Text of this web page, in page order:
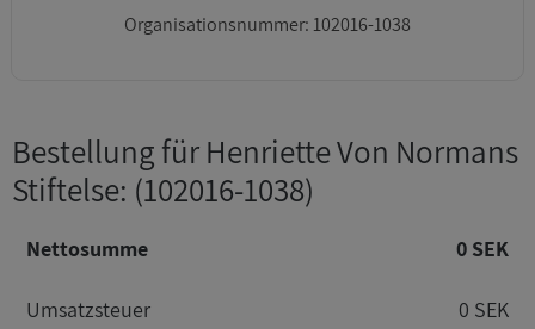
Organisationsnummer: 102016-1038
Bestellung für Henriette Von Normans
Stiftelse: (102016-1038)
Nettosumme 0 SEK
Umsatzsteuer 0 SEK